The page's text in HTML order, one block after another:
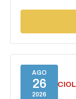
AGO
26
2026